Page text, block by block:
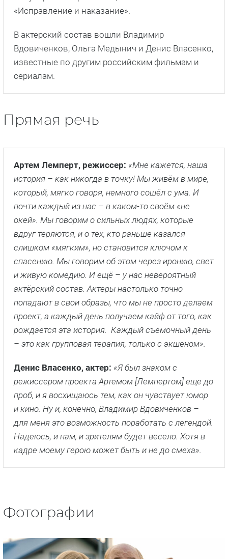
история – как никогда в точку! Мы живём в мире,
который, мягко говоря, немного сошёл с ума. И
почти каждый из нас – в каком-то своём «не
окей». Мы говорим о сильных людях, которые
вдруг теряются, и о тех, кто раньше казался
спасению. Мы говорим об этом через иронию, свет
актёрский состав. Актеры настолько точно
попадают в свои образы, что мы не просто делаем
проект, а каждый день получаем кайф от того, как
рождается эта история. Каждый съемочный день
– это как групповая терапия, только с экшеном».
Денис Власенко, актер: «Я был знаком с
режиссером проекта Артемом [Лемпертом] еще до
проб, и я восхищаюсь тем, как он чувствует юмор
и кино. Ну и, конечно, Владимир Вдовиченков –
для меня это возможность поработать с легендой.
Надеюсь, и нам, и зрителям будет весело. Хотя в
кадре моему герою может быть и не до смеха».
Фотографии